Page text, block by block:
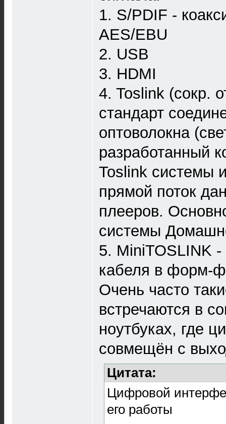
1. S/PDIF -
AES/EBU
2. USB
3. HDMI
4. Toslink (сокр.
стандарт
оптоволокна
разработанный
Toslink системы
прямой поток
плееров.
системы
5. MiniTOSLINK -
кабеля в форм-
Очень часто
встречаются в
ноутбуках, где
совмещён с
Цитата:
Цифровой
его работы